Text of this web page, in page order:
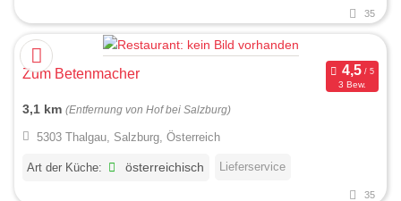
35
Zum Betenmacher
3 Bew.
3,1 km (Entfernung von Hof bei Salzburg)
5303 Thalgau, Salzburg, Österreich
Art der Küche: österreichisch Lieferservice
35